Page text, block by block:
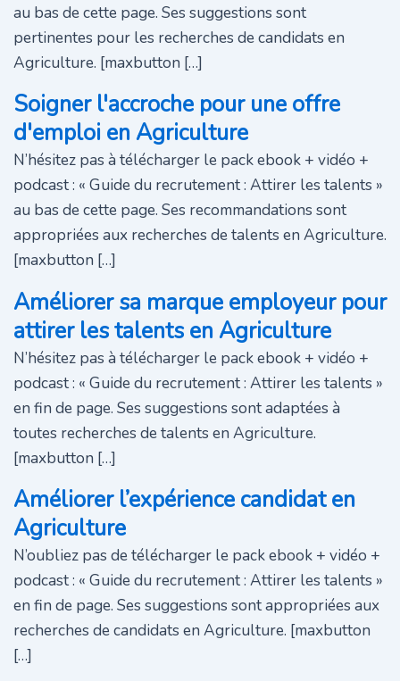
au bas de cette page. Ses suggestions sont
pertinentes pour les recherches de candidats en
Agriculture. [maxbutton […]
Soigner l'accroche pour une offre
d'emploi en Agriculture
N’hésitez pas à télécharger le pack ebook + vidéo +
podcast : « Guide du recrutement : Attirer les talents »
au bas de cette page. Ses recommandations sont
appropriées aux recherches de talents en Agriculture.
[maxbutton […]
Améliorer sa marque employeur pour
attirer les talents en Agriculture
N’hésitez pas à télécharger le pack ebook + vidéo +
podcast : « Guide du recrutement : Attirer les talents »
en fin de page. Ses suggestions sont adaptées à
toutes recherches de talents en Agriculture.
[maxbutton […]
Améliorer l’expérience candidat en
Agriculture
N’oubliez pas de télécharger le pack ebook + vidéo +
podcast : « Guide du recrutement : Attirer les talents »
en fin de page. Ses suggestions sont appropriées aux
recherches de candidats en Agriculture. [maxbutton
[…]